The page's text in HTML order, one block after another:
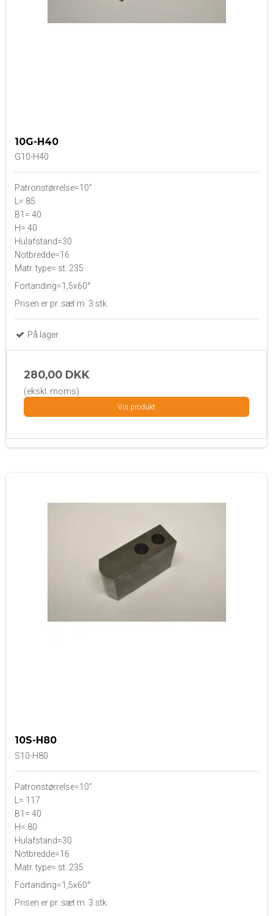
10G-H40
G10-H40
Patronstørrelse=10”
L= 85
B1= 40
H= 40
Hulafstand=30
Notbredde=16
Matr. type= st. 235
Fortanding=1,5x60°
Prisen er pr. sæt m. 3 stk.
På lager
280,00 DKK
(ekskl. moms)
Vis produkt
10S-H80
S10-H80
Patronstørrelse=10”
L= 117
B1= 40
H= 80
Hulafstand=30
Notbredde=16
Matr. type= st. 235
Fortanding=1,5x60°
Prisen er pr. sæt m. 3 stk.